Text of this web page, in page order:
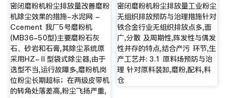
密闭磨粉机粉尘排放量改善磨粉
机除尘效果的措施-水泥网 -
Ccement 我厂5号磨粉机
(MB36-50型)主要磨粉石灰
石、砂岩和石膏,其除尘系统原
采用HZ-Ⅱ型袋式除尘器,由于
选型不当,运行故障多,磨粉机岗
位粉尘长期超标；在两级皮带机
的转角处落差高,粉尘飞扬严重,
密闭磨粉机粉尘排放量工业粉尘
无组织排放预防与治理措施针对
铁合金行业无组织排放点多,面
广,分散 及周期性,阵发性与偶发
性并存的特点,结合产污 环节,生
产工艺并: 3.1 原料场预防与治
理 针对原料装卸,磨粉,配料,料
仓